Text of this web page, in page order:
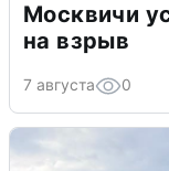
Москвичи
на взрыв
7 августа 0